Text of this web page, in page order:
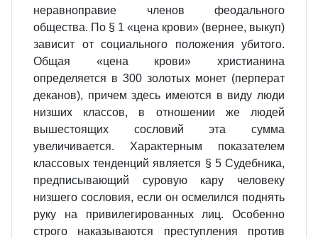
неравноправие членов феодального
общества. По § 1 «цена крови» (вернее, выкуп)
зависит от социального положения убитого.
Общая «цена крови» христианина
определяется в 300 золотых монет (перперат
деканов), причем здесь имеются в виду люди
низших классов, в отношении же людей
вышестоящих сословий эта сумма
увеличивается. Характерным показателем
классовых тенденций является § 5 Судебника,
предписывающий суровую кару человеку
низшего сословия, если он осмелился поднять
руку на привилегированных лиц. Особенно
строго наказываются преступления против